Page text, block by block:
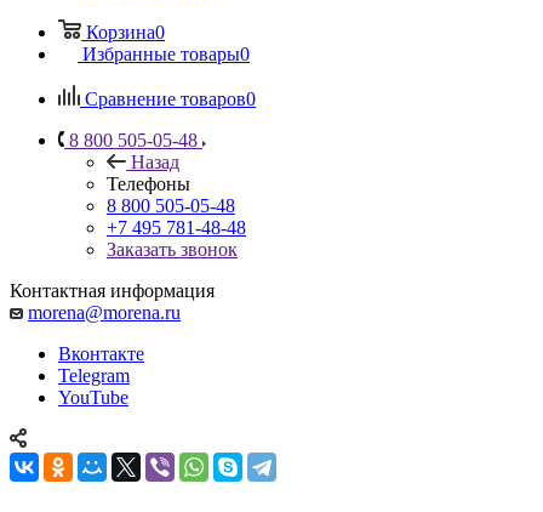
Корзина0
Избранные товары0
Сравнение товаров0
8 800 505-05-48
Назад
Телефоны
8 800 505-05-48
+7 495 781-48-48
Заказать звонок
Контактная информация
morena@morena.ru
Вконтакте
Telegram
YouTube